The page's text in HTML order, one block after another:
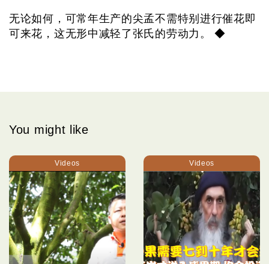
无论如何，可常年生产的尖孟不需特别进行催花即
可来花，这无形中减轻了张氏的劳动力。 ◆
You might like
Videos Videos